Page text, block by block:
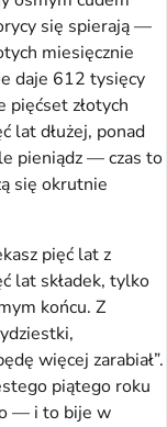
się spierają —
miesięcznie
daje 612 tysięcy
pięćset złotych
lat dłużej, ponad
pieniądz — czas to
się okrutnie
pięć lat z
lat składek, tylko
końcu. Z
więcej zarabiał”.
piątego roku
— i to bije w